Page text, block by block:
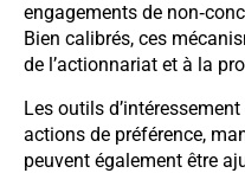
engagements de
Bien calibrés, ces
de l’actionnariat et à la
Les outils
actions de préférence,
peuvent également être